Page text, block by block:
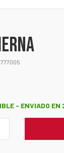
- ENVIADO